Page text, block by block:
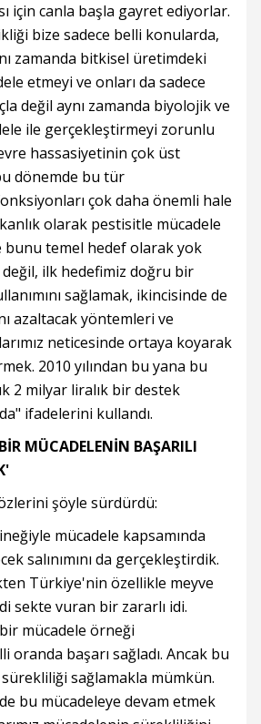
için canla başla gayret ediyorlar.
bize sadece belli konularda,
zamanda bitkisel üretimdeki
etmeyi ve onları da sadece
değil aynı zamanda biyolojik ve
ile gerçekleştirmeyi zorunlu
hassasiyetinin çok üst
dönemde bu tür
çok daha önemli hale
olarak pestisitle mücadele
bunu temel hedef olarak yok
değil, ilk hedefimiz doğru bir
sağlamak, ikincisinde de
azaltacak yöntemleri ve
neticesinde ortaya koyarak
2010 yılından bu yana bu
2 milyar liralık bir destek
ifadelerini kullandı.
MÜCADELENİN BAŞARILI
şöyle sürdürdü:
mücadele kapsamında
salınımını da gerçekleştirdik.
Türkiye'nin özellikle meyve
sekte vuran bir zararlı idi.
mücadele örneği
oranda başarı sağladı. Ancak bu
sürekliliği sağlamakla mümkün.
bu mücadeleye devam etmek